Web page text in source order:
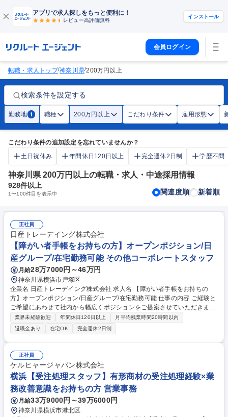
アプリで求人探しをもっと便利に！
レビュー高評価無料
インストール
会員ログイン
転職・求人トップ/神奈川県/200万円以上
検索条件を設定する
勤務地 1 職種 200万円以上 こだわり条件 雇用形態
こだわり条件の追加設定を忘れていませんか？
土日祝休み
年間休日120日以上 完全週休2日制 学歴不問
神奈川県 200万円以上の転職・求人・中途採用情報
928件以上
1〜100件目を表示中 関連度順 新着順
正社員
日産トレーデイング株式会社
【障がい者手帳をお持ちの方】オープンポジション/日
産グループ/在宅勤務可能 その他コーポレートスタッフ
月給28万7000円～46万円
神奈川県横浜市戸塚区
企業名 日産トレーデイング株式会社 求人名 【障がい者手帳をお持ちの
方】オープンポジション/日産グループ/在宅勤務可能 仕事の内容 ご経験と
ご希望にあわせて社内から幅広くポジションをご提案させていただきま
す。週1回の在宅勤務制度があります。 ・人事、総務、経理などの管理ポ
ジション ・貿易実務（輸出入） ・購買職 ・調達 ・営業職 ・各部門の事務
業務 など 上記以外にも、ご経験に合わせてポジションを調整させていた
だきます。 募集職種 【障がい者手帳をお持ちの方】オープンポジション/
日産グループ/在宅勤務可能
業界未経験歓迎 年間休日120日以上
月平均残業時間20時間以内
退職金あり
在宅OK 完全週休2日制
正社員
ケルヒャージャパン株式会社
横浜【受注処理スタッフ】有形商材の受注処理経験×業
務改善意識をお持ちの方 営業事務
月給33万9000円～39万6000円
神奈川県横浜市港北区